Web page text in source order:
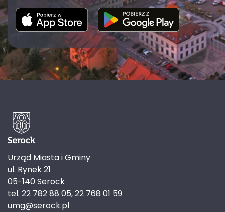
Urząd Miasta i Gminy
ul. Rynek 21
05-140 Serock
tel. 22 782 88 05, 22 768 01 59
umg@serock.pl